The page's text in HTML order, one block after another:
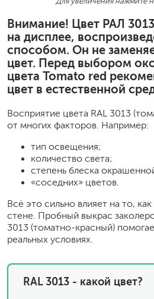
Внимание! Цвет РАЛ
на дисплее,
способом. Он не
цвет. Перед выбором
цвета Tomato red
цвет в естественной
Восприятие цвета RAL 3013
от многих факторов. Например:
тип освещения;
количество света;
степень блеска
«соседних» цветов.
Всё это сильно влияет на то,
стене. Пробный выкрас
3013 (томатно-красный)
реальных условиях.
RAL 3013 - какой цвет?